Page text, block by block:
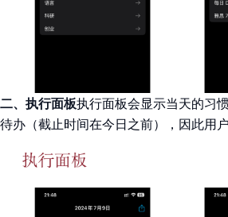
二、执行面板执行面板会显示当天的习
待办（截止时间在今日之前），因此用